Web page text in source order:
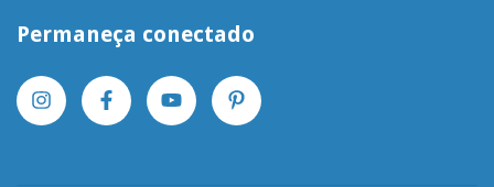
Permaneça conectado